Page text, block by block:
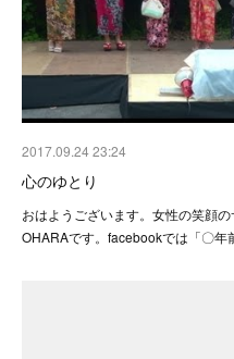
2017.09.24 23:24
心のゆとり
おはようございます。女性の笑顔
OHARAです。facebookでは「〇